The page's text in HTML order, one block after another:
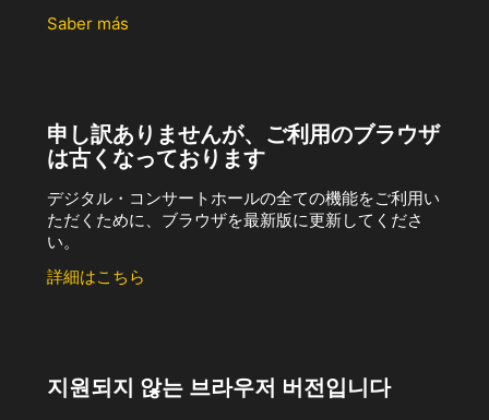
Saber más
申し訳ありませんが、ご利用のブラウザ
は古くなっております
デジタル・コンサートホールの全ての機能をご利用い
ただくために、ブラウザを最新版に更新してくださ
い。
詳細はこちら
지원되지 않는 브라우저 버전입니다